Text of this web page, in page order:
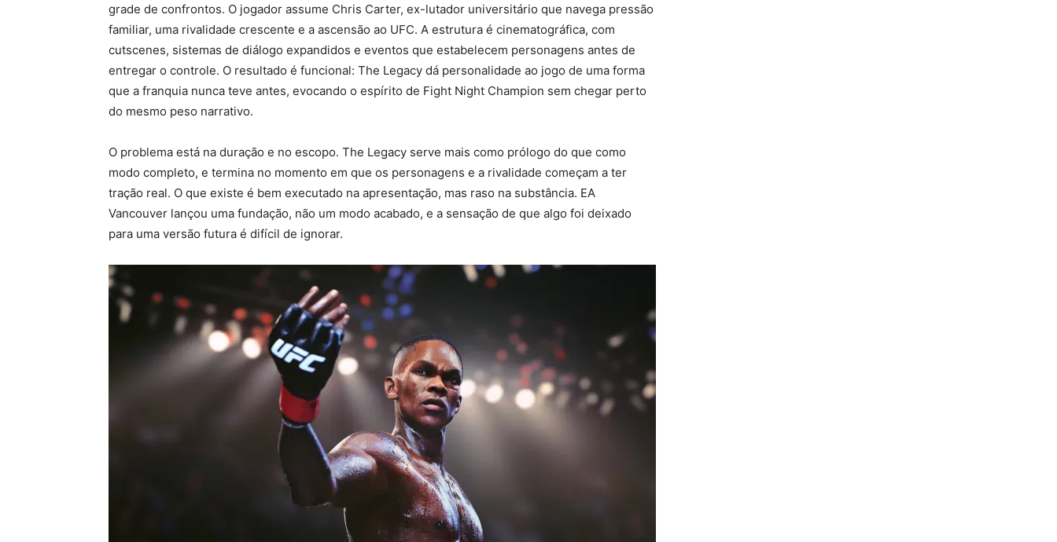
grade de confrontos. O jogador assume Chris Carter, ex-lutador universitário que navega pressão
familiar, uma rivalidade crescente e a ascensão ao UFC. A estrutura é cinematográfica, com
cutscenes, sistemas de diálogo expandidos e eventos que estabelecem personagens antes de
entregar o controle. O resultado é funcional: The Legacy dá personalidade ao jogo de uma forma
que a franquia nunca teve antes, evocando o espírito de Fight Night Champion sem chegar perto
do mesmo peso narrativo.
O problema está na duração e no escopo. The Legacy serve mais como prólogo do que como
modo completo, e termina no momento em que os personagens e a rivalidade começam a ter
tração real. O que existe é bem executado na apresentação, mas raso na substância. EA
Vancouver lançou uma fundação, não um modo acabado, e a sensação de que algo foi deixado
para uma versão futura é difícil de ignorar.